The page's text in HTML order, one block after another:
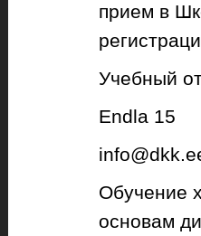
прием в
Учебный
Endla 15
Обучение
основам